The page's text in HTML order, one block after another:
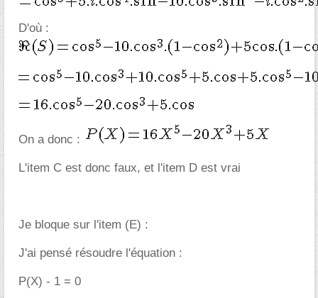
D'où :
On a donc :
L'item C est donc faux, et l'item D est vrai
Je bloque sur l'item (E) :
J'ai pensé résoudre l'équation :
P(X) - 1 = 0